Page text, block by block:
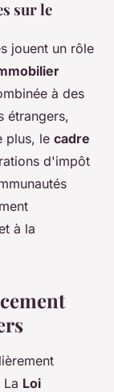
sur le
jouent un rôle
à des
étrangers,
plus, le cadre
d'impôt
à la
Loi